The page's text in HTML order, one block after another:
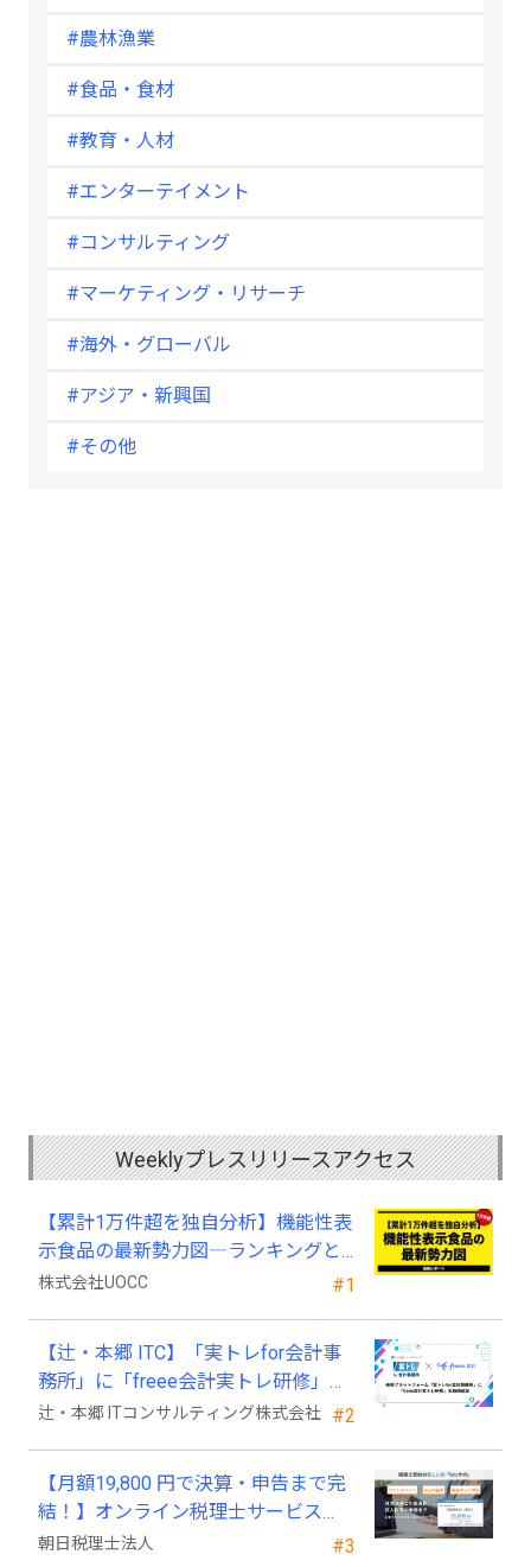
#農林漁業
#食品・食材
#教育・人材
#エンターテイメント
#コンサルティング
#マーケティング・リサーチ
#海外・グローバル
#アジア・新興国
#その他
Weeklyプレスリリースアクセス
#1
【累計1万件超を独自分析】機能性表
示食品の最新勢力図―ランキングと
2025年4月以降の変化
株式会社UOCC
#2
【辻・本郷 ITC】「実トレfor会計事
務所」に「freee会計実トレ研修」を
新規追加
辻・本郷 ITコンサルティング株式会社
#3
【月額19,800 円で決算・申告まで完
結！】オンライン税理士サービス
「Wiz サポ」
朝日税理士法人